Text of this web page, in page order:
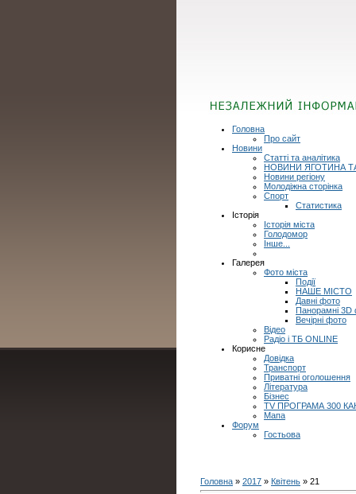
Головна
Про сайт
Новини
Статті та аналітика
НОВИНИ ЯГОТИНА
Новини регіону
Молодіжна сторінка
Спорт
Статистика
Історія
Історія міста
Голодомор
Інше...
Галерея
Фото міста
Події
НАШЕ МІСТО
Давні фото
Панорамні 3D
Вечірні фото
Відео
Радіо і ТБ ONLINE
Корисне
Довідка
Транспорт
Приватні оголошення
Література
Бізнес
TV ПРОГРАМА 300
Мапа
Форум
Гостьова
Головна » 2017 » Квітень » 21